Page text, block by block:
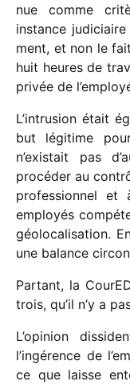
nue comme
instance
ment, et non le
huit heures de
privée de
L’intrusion était
but légi­time
n’existait pas
procé­der au
profes­sion­nel
employés
géolo­ca­li­sa­tion.
une balance
Partant, la
trois, qu’il n’y a
L’opinion
l’ingérence de
ce que laisse